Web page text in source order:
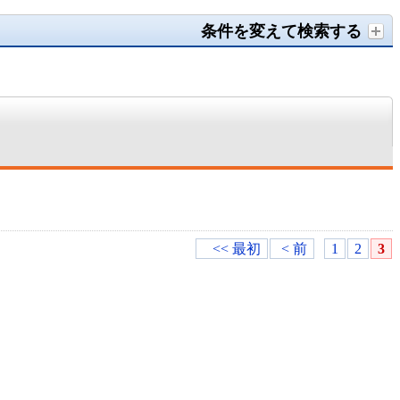
条件を変えて検索する
<< 最初 < 前 1 2 3